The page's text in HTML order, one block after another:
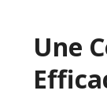
Une